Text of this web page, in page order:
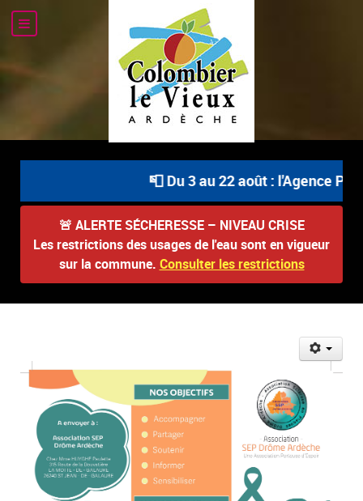
📮 Du 3 au 22 août : l'Agence
🚨 ALERTE SÉCHERESSE – NIVEAU CRISE
Les restrictions des usages de l'eau sont en vigueur
sur la commune. Consulter les restrictions